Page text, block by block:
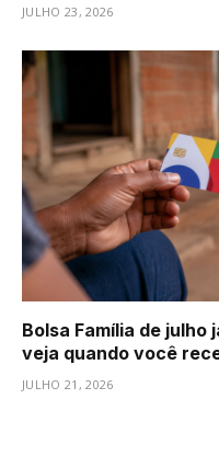
JULHO 23, 2026
Bolsa Família de
veja quando você
JULHO 21, 2026